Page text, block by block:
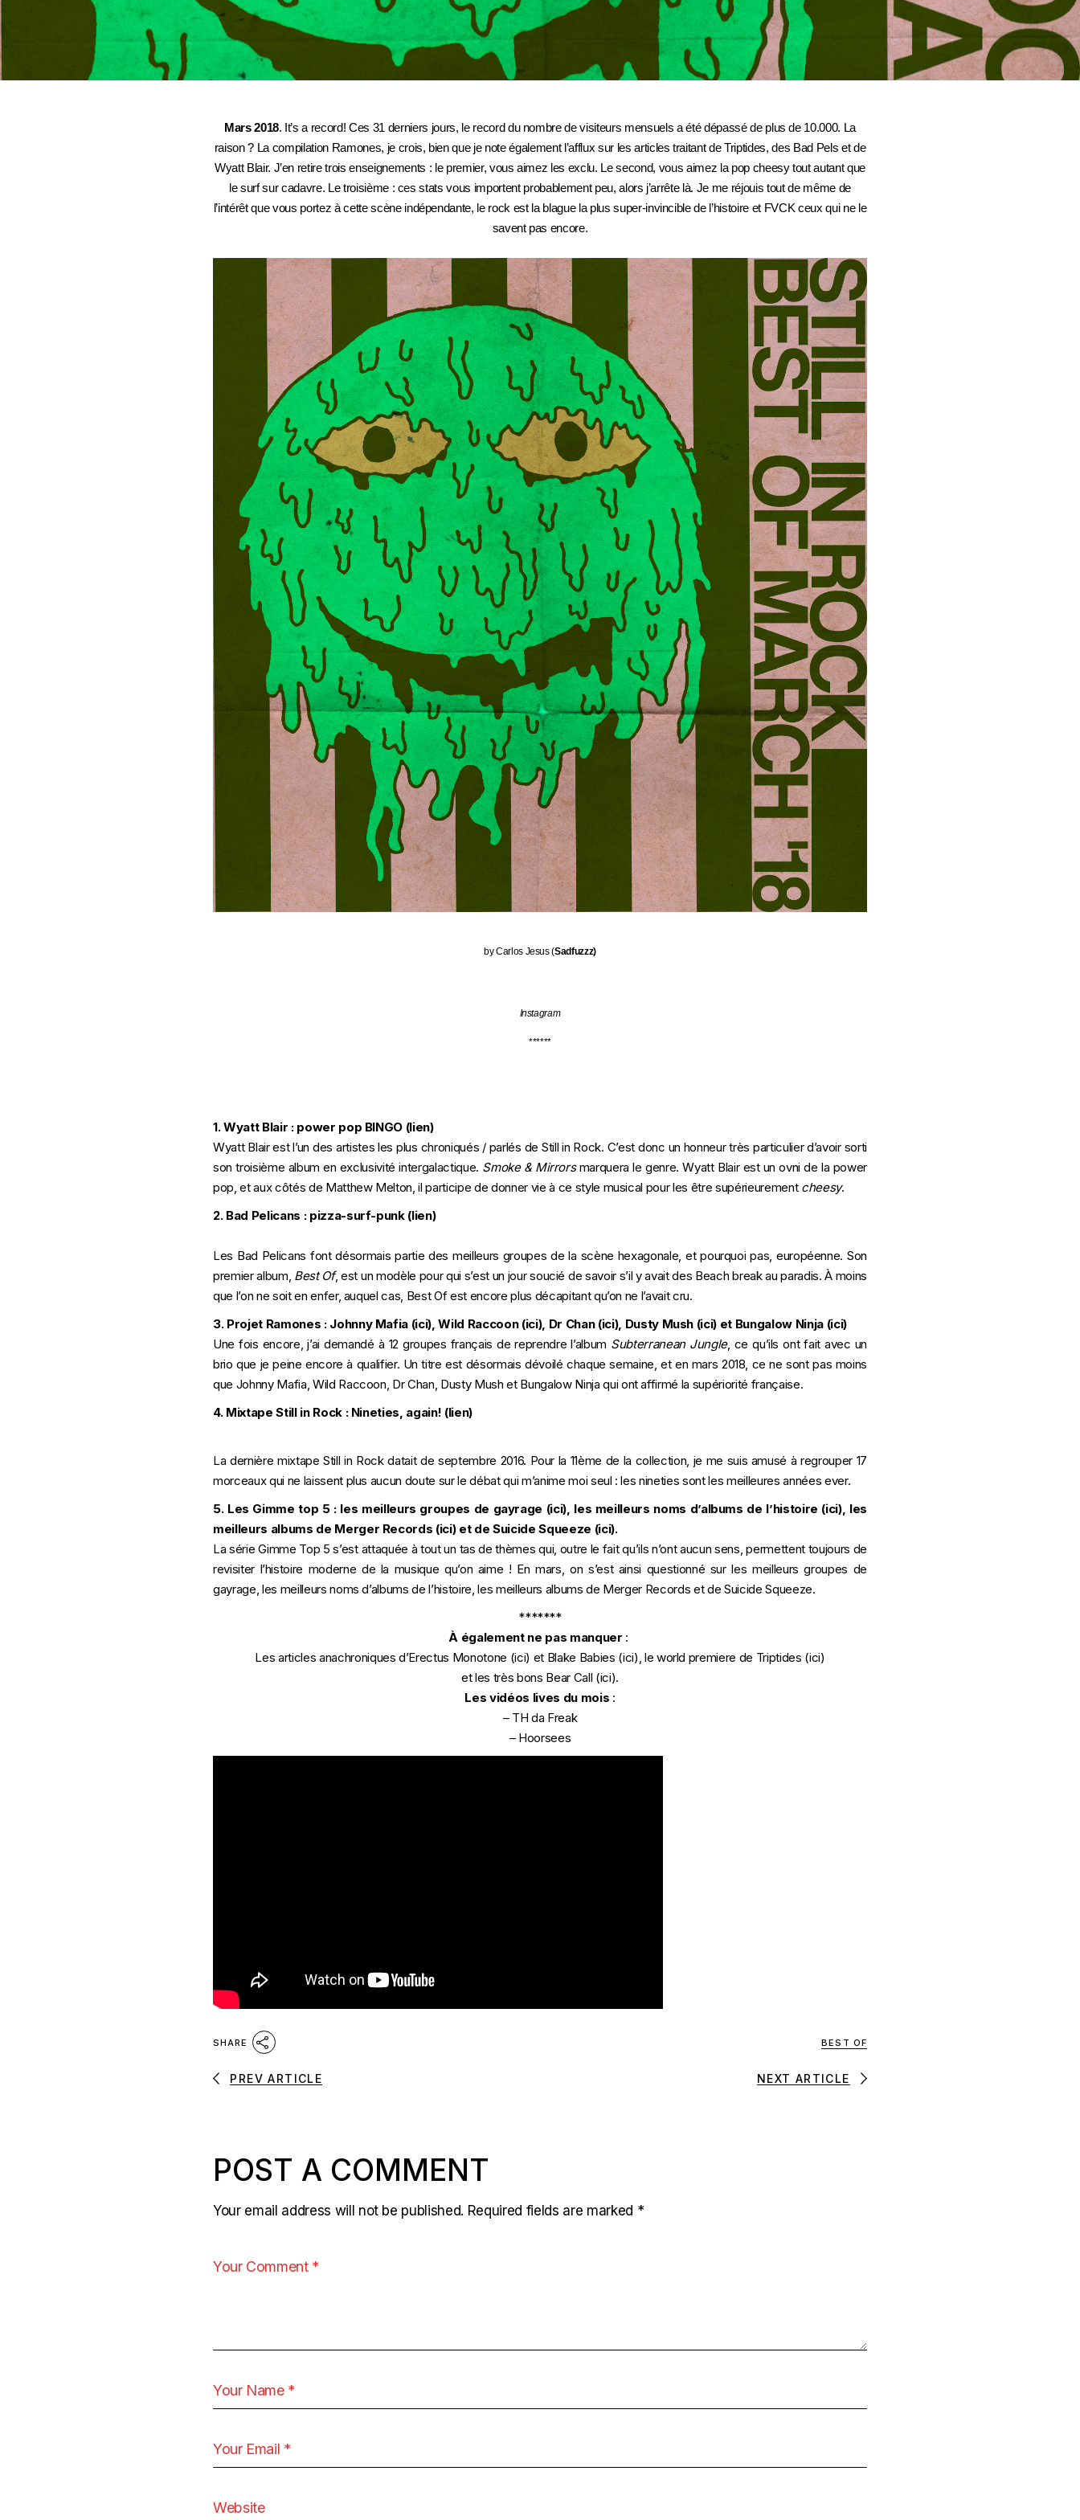
Mars 2018. It’s a record! Ces 31 derniers jours, le record du nombre de visiteurs mensuels a été dépassé de plus de 10.000. La
raison ? La compilation Ramones, je crois, bien que je note également l’afflux sur les articles traitant de Triptides, des Bad Pels et de
Wyatt Blair. J’en retire trois enseignements : le premier, vous aimez les exclu. Le second, vous aimez la pop cheesy tout autant que
le surf sur cadavre. Le troisième : ces stats vous importent probablement peu, alors j’arrête là. Je me réjouis tout de même de
l’intérêt que vous portez à cette scène indépendante, le rock est la blague la plus super-invincible de l’histoire et FVCK ceux qui ne le
savent pas encore.
by Carlos Jesus (Sadfuzzz)
Instagram
******
1. Wyatt Blair : power pop BINGO (lien)
Wyatt Blair est l’un des artistes les plus chroniqués / parlés de Still in Rock. C’est donc un honneur très particulier d’avoir sorti
son troisième album en exclusivité intergalactique. Smoke & Mirrorsmarquera le genre. Wyatt Blair est un ovni de la power
pop, et aux côtés de Matthew Melton, il participe de donner vie à ce style musical pour les être supérieurement cheesy.
2. Bad Pelicans : pizza-surf-punk (lien)
Les Bad Pelicans font désormais partie des meilleurs groupes de la scène hexagonale, et pourquoi pas, européenne. Son
premier album, Best Of, est un modèle pour qui s’est un jour soucié de savoir s’il y avait des Beach break au paradis. À moins
que l’on ne soit en enfer, auquel cas, Best Of est encore plus décapitant qu’on ne l’avait cru.
3. Projet Ramones : Johnny Mafia (ici), Wild Raccoon (ici), Dr Chan (ici), Dusty Mush (ici) et Bungalow Ninja (ici)
Une fois encore, j’ai demandé à 12 groupes français de reprendre l’album Subterranean Jungle, ce qu’ils ont fait avec un
brio que je peine encore à qualifier. Un titre est désormais dévoilé chaque semaine, et en mars 2018, ce ne sont pas moins
que Johnny Mafia, Wild Raccoon, Dr Chan, Dusty Mush et Bungalow Ninja qui ont affirmé la supériorité française.
4. Mixtape Still in Rock : Nineties, again! (lien)
La dernière mixtape Still in Rock datait de septembre 2016. Pour la 11ème de la collection, je me suis amusé à regrouper 17
morceaux qui ne laissent plus aucun doute sur le débat qui m’anime moi seul : les nineties sont les meilleures années ever.
5. Les Gimme top 5 : les meilleurs groupes de gayrage (ici), les meilleurs noms d’albums de l’histoire (ici), les
meilleurs albums de Merger Records (ici) et de Suicide Squeeze (ici).
La série Gimme Top 5 s’est attaquée à tout un tas de thèmes qui, outre le fait qu’ils n’ont aucun sens, permettent toujours de
revisiter l’histoire moderne de la musique qu’on aime ! En mars, on s’est ainsi questionné sur les meilleurs groupes de
gayrage, les meilleurs noms d’albums de l’histoire, les meilleurs albums de Merger Records et de Suicide Squeeze.
*******
À également ne pas manquer :
Les articles anachroniques d’Erectus Monotone (ici) et Blake Babies (ici), le world premiere de Triptides (ici)
et les très bons Bear Call (ici).
Les vidéos lives du mois :
– TH da Freak
– Hoorsees
SHARE BEST OF
PREV ARTICLE NEXT ARTICLE
POST A COMMENT
Your email address will not be published. Required fields are marked *